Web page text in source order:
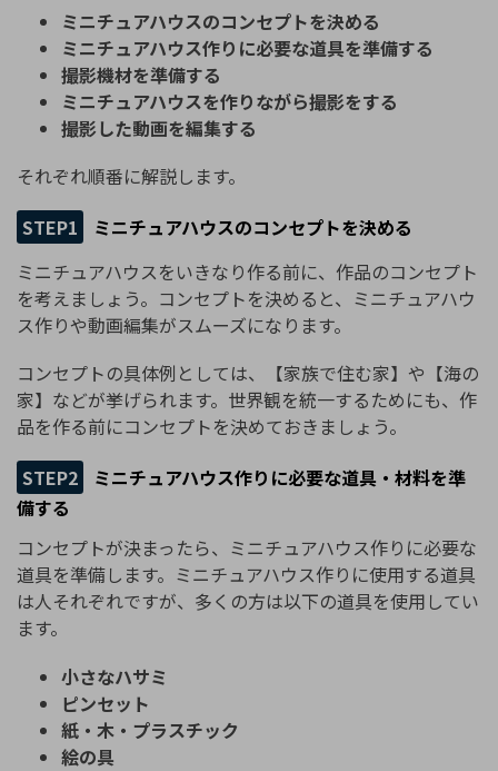
ミニチュアハウスのコンセプトを決める
ミニチュアハウス作りに必要な道具を準備する
撮影機材を準備する
ミニチュアハウスを作りながら撮影をする
撮影した動画を編集する
それぞれ順番に解説します。
STEP1
ミニチュアハウスのコンセプトを決める
ミニチュアハウスをいきなり作る前に、作品のコンセプト
を考えましょう。コンセプトを決めると、ミニチュアハウ
ス作りや動画編集がスムーズになります。
コンセプトの具体例としては、【家族で住む家】や【海の
家】などが挙げられます。世界観を統一するためにも、作
品を作る前にコンセプトを決めておきましょう。
STEP2
ミニチュアハウス作りに必要な道具・材料を準
備する
コンセプトが決まったら、ミニチュアハウス作りに必要な
道具を準備します。ミニチュアハウス作りに使用する道具
は人それぞれですが、多くの方は以下の道具を使用してい
ます。
小さなハサミ
ピンセット
紙・木・プラスチック
絵の具